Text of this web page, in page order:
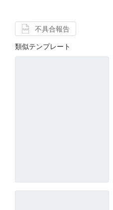
不具合報告
類似テンプレート